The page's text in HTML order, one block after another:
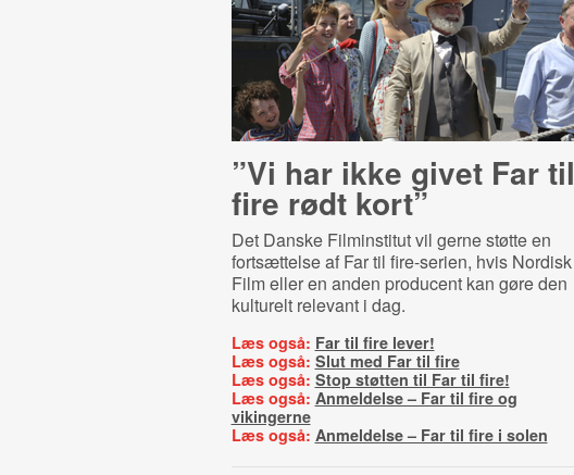
”Vi har ikke givet Far til
fire rødt kort”
Det Danske Filminstitut vil gerne støtte en
fortsættelse af Far til fire-serien, hvis Nordisk
Film eller en anden producent kan gøre den
kulturelt relevant i dag.
Læs også: Far til fire lever!
Læs også: Slut med Far til fire
Læs også: Stop støtten til Far til fire!
Læs også: Anmeldelse – Far til fire og
vikingerne
Læs også: Anmeldelse – Far til fire i solen